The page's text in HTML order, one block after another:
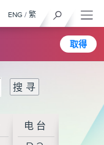
取得
ENG / 繁
电台